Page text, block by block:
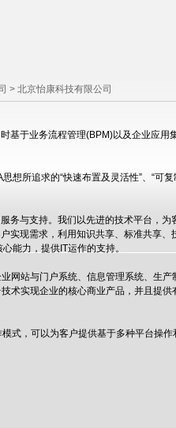
> 北京怡康科技有限公司
于业务流程管理(BPM)以及企业应用
追求的“快速布置及灵活性”、“可复
与支持。我们以先进的技术平台，为
现需求，利用知识共享、标准共享
能力，提供IT运作的支持。
站与门户系统、信息管理系统、生产
实现企业的核心商业产品，并且提
，可以为客户提供基于多种平台操作